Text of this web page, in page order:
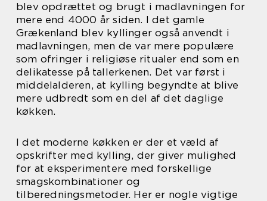
blev opdrættet og brugt i madlavningen for
mere end 4000 år siden. I det gamle
Grækenland blev kyllinger også anvendt i
madlavningen, men de var mere populære
som ofringer i religiøse ritualer end som en
delikatesse på tallerkenen. Det var først i
middelalderen, at kylling begyndte at blive
mere udbredt som en del af det daglige
køkken.
I det moderne køkken er der et væld af
opskrifter med kylling, der giver mulighed
for at eksperimentere med forskellige
smagskombinationer og
tilberedningsmetoder. Her er nogle vigtige